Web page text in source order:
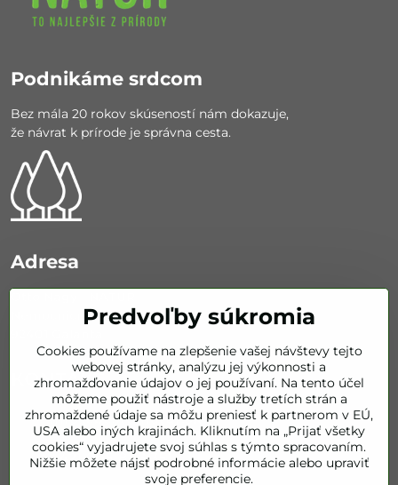
Podnikáme srdcom
Bez mála 20 rokov skúseností nám dokazuje,
že návrat k prírode je správna cesta.
Adresa
Nemocničná 626/67
KONTAKT
info​@bestofnatur​.sk
+421 905 843 351
Predvoľby súkromia
Cookies používame na zlepšenie vašej návštevy tejto
webovej stránky, analýzu jej výkonnosti a
zhromažďovanie údajov o jej používaní. Na tento účel
môžeme použiť nástroje a služby tretích strán a
zhromaždené údaje sa môžu preniesť k partnerom v EÚ,
USA alebo iných krajinách. Kliknutím na „Prijať všetky
cookies“ vyjadrujete svoj súhlas s týmto spracovaním.
Nižšie môžete nájsť podrobné informácie alebo upraviť
svoje preferencie.